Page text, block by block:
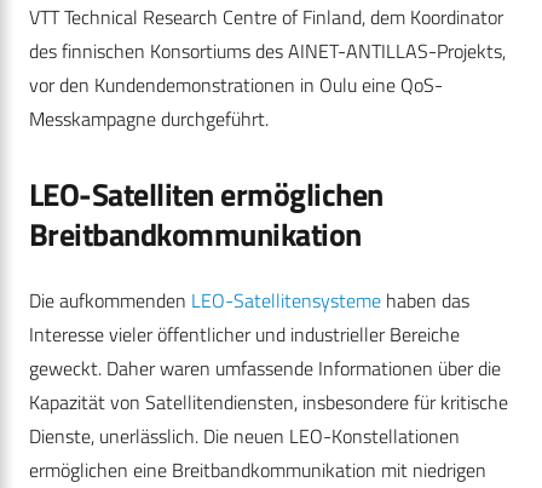
VTT Technical Research Centre of Finland, dem Koordinator
des finnischen Konsortiums des AINET-ANTILLAS-Projekts,
vor den Kundendemonstrationen in Oulu eine QoS-
Messkampagne durchgeführt.
LEO-Satelliten ermöglichen
Breitbandkommunikation
Die aufkommenden LEO-Satellitensysteme haben das
Interesse vieler öffentlicher und industrieller Bereiche
geweckt. Daher waren umfassende Informationen über die
Kapazität von Satellitendiensten, insbesondere für kritische
Dienste, unerlässlich. Die neuen LEO-Konstellationen
ermöglichen eine Breitbandkommunikation mit niedrigen